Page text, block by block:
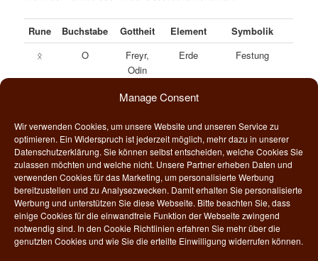
Manage Consent
Wir verwenden Cookies, um unsere Website und unseren Service zu
optimieren. Ein Widerspruch ist jederzeit möglich, mehr dazu in unserer
Datenschutzerklärung. Sie können selbst entscheiden, welche Cookies Sie
zulassen möchten und welche nicht. Unsere Partner erheben Daten und
verwenden Cookies für das Marketing, um personalisierte Werbung
bereitzustellen und zu Analysezwecken. Damit erhalten Sie personalisierte
Werbung und unterstützen Sie diese Webseite. Bitte beachten Sie, dass
einige Cookies für die einwandfreie Funktion der Webseite zwingend
notwendig sind. In den Cookie Richtlinien erfahren Sie mehr über die
genutzten Cookies und wie Sie die erteilte Einwilligung widerrufen können.
Rune Buchstabe Gottheit Element Symbolik
ᛟ O
Freyr,
Odin
Erde Festung
Traditionell erkennt man in diesem Runensymbol eine Festung,
können wir uns zurückziehen, wenn wir Ruhe, Schutz und Halt
suchen. Es heißt im Englischen nicht umsonst “My Home ist my
castle (dt. “Mein Zuhause ist meine Burg”). Diese Festung
wiederum symbolisert damit etwas, dass uns persönlich heilig ist
und dass wir schützen wollen und mit aller Kraft verteidigen
werden, wenn jemand Anderes es erobern und besitzen möchte.
Leider wurde die Othala-Rune, wie auch die Sowilo-Rune während
des Nationalsozialsozialismus aus niederen Beweggründen